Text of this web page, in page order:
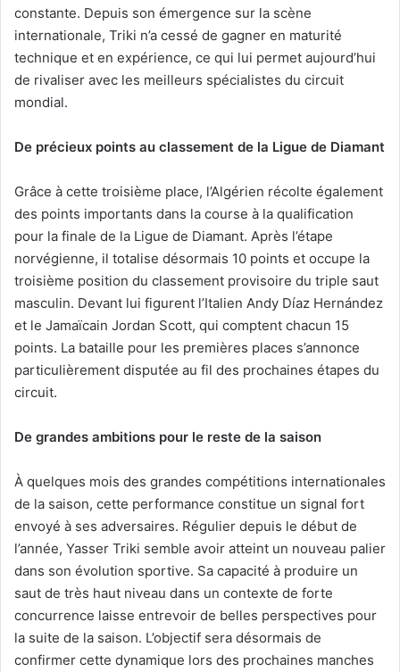
constante. Depuis son émergence sur la scène
internationale, Triki n’a cessé de gagner en maturité
technique et en expérience, ce qui lui permet aujourd’hui
de rivaliser avec les meilleurs spécialistes du circuit
mondial.
De précieux points au classement de la Ligue de Diamant
Grâce à cette troisième place, l’Algérien récolte également
des points importants dans la course à la qualification
pour la finale de la Ligue de Diamant. Après l’étape
norvégienne, il totalise désormais 10 points et occupe la
troisième position du classement provisoire du triple saut
masculin. Devant lui figurent l’Italien Andy Díaz Hernández
et le Jamaïcain Jordan Scott, qui comptent chacun 15
points. La bataille pour les premières places s’annonce
particulièrement disputée au fil des prochaines étapes du
circuit.
De grandes ambitions pour le reste de la saison
À quelques mois des grandes compétitions internationales
de la saison, cette performance constitue un signal fort
envoyé à ses adversaires. Régulier depuis le début de
l’année, Yasser Triki semble avoir atteint un nouveau palier
dans son évolution sportive. Sa capacité à produire un
saut de très haut niveau dans un contexte de forte
concurrence laisse entrevoir de belles perspectives pour
la suite de la saison. L’objectif sera désormais de
confirmer cette dynamique lors des prochaines manches